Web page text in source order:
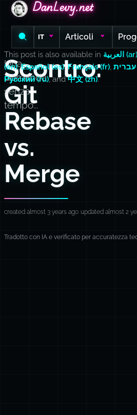
DanLevy.net
DanLevy.net
DanLevy.net
IT Articoli
Scontro:
Git
Rebase
vs.
Merge
Una
domanda
senza
tempo...
This post is also available in العربية (ar)
(en),Español (es), Français (fr),
Русский (ru), and中文 (zh).
created almost 3 years ago updated almost 2
Tradotto con IA e verificato per accuratezza